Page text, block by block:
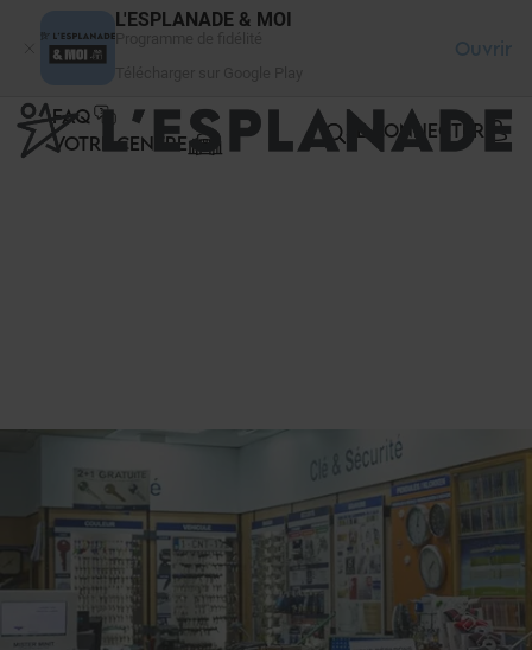
L'ESPLANADE & MOI
Ouvrir
FAQ
VOTRE CENTRE
SE CONNECTER
Panneau de gestion des cookies